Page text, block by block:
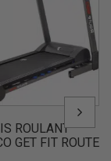
ROULANT
GET FIT ROUTE